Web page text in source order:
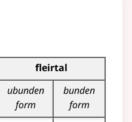
substantivet
fleirtal
ubunden
form
bunden
form